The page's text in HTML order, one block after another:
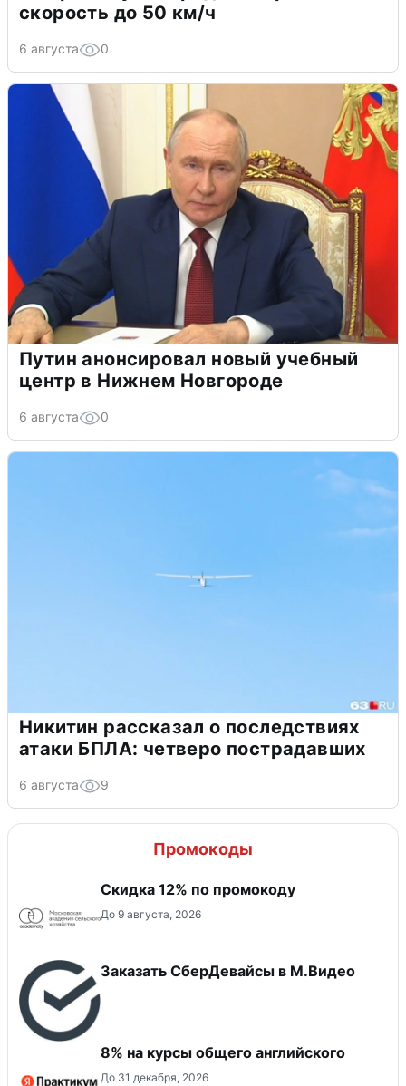
скорость до 50 км/ч
6 августа 0
Путин анонсировал новый учебный
центр в Нижнем Новгороде
6 августа 0
Никитин рассказал о последствиях
атаки БПЛА: четверо пострадавших
6 августа 9
Промокоды
Скидка 12% по промокоду
До 9 августа, 2026
Заказать СберДевайсы в М.Видео
8% на курсы общего английского
До 31 декабря, 2026